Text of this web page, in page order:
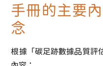
手冊的主要
念
根據「碳足跡數據品質評